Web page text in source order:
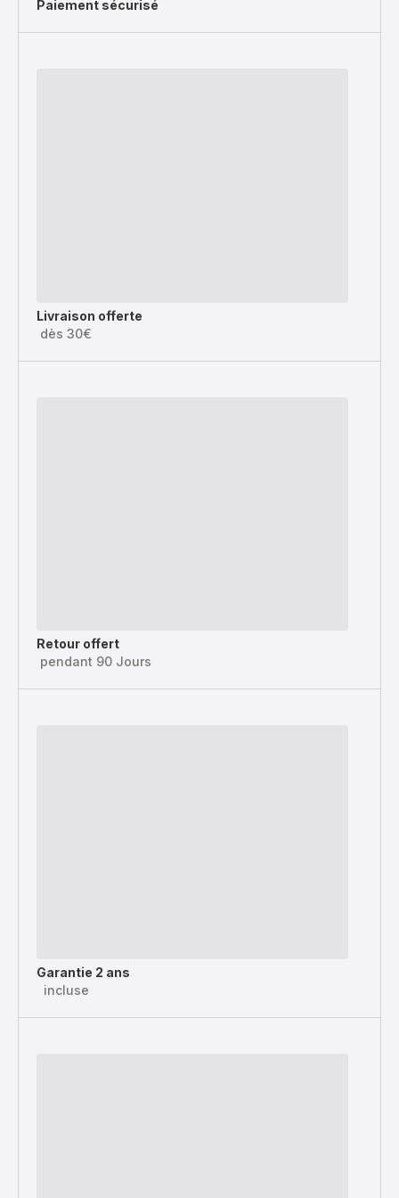
Paiement sécurisé
Livraison offerte
dès 30€
Retour offert
pendant 90 Jours
Garantie 2 ans
incluse